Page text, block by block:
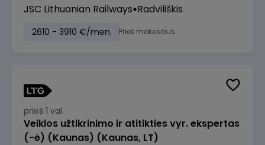
JSC Lithuanian Railways Radviliškis
2610 - 3910 €/mėn. Prieš mokesčius
prieš 1 val.
Veiklos užtikrinimo ir atitikties vyr. ekspertas
(-ė) (Kaunas) (Kaunas, LT)